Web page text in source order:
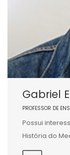
Gabriel
PROFESSOR DE
Possui
História do